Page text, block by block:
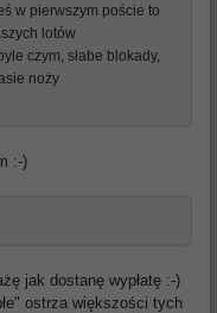
w pierwszym poście to
lotów
czym, słabe blokady,
noży
:-)
jak dostanę wypłatę :-)
ostrza większości tych